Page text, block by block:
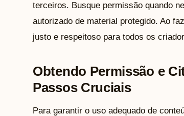
terceiros. Busque permissão quando
autorizado de material protegido. Ao
justo e respeitoso para todos os
Obtendo Permissão e
Passos Cruciais
Para garantir o uso adequado de